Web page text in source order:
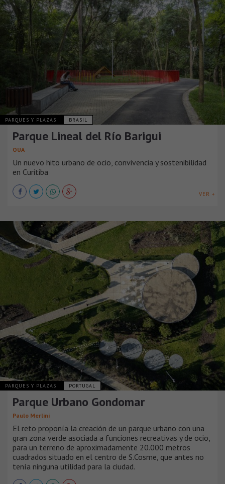
PARQUES Y PLAZAS BRASIL
Parque Lineal del Río Barigui
OUA
Un nuevo hito urbano de ocio, convivencia y sostenibilidad
en Curitiba
VER +
PARQUES Y PLAZAS PORTUGAL
Parque Urbano Gondomar
Paulo Merlini
El reto proponía la creación de un parque urbano con una
gran zona verde asociada a funciones recreativas y de ocio,
para un terreno de aproximadamente 20.000 metros
cuadrados situado en el centro de S.Cosme, que antes no
tenía ninguna utilidad para la ciudad.